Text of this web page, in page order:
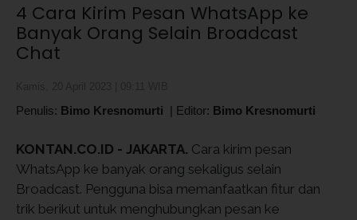
4 Cara Kirim Pesan WhatsApp ke
Banyak Orang Selain Broadcast
Chat
Penulis: Bimo Kresnomurti | Editor: Bimo Kresnomurti
KONTAN.CO.ID - JAKARTA. Cara kirim pesan
WhatsApp ke banyak orang sekaligus selain
Broadcast. Pengguna bisa memanfaatkan fitur dan
trik berikut untuk menghubungkan pesan ke